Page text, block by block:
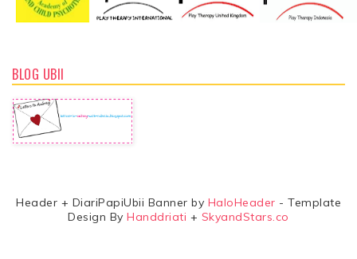
BLOG UBII
Header + DiariPapiUbii Banner by HaloHeader - Template
Design By Handdriati + SkyandStars.co